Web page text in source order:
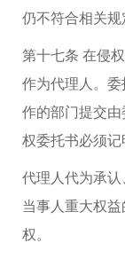
仍不符合相关规
第十七条 在侵
作为代理人。
作的部门提交
权委托书必须记
代理人代为承
当事人重大权
权。